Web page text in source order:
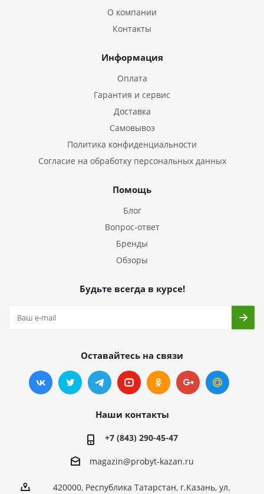
О компании
Контакты
Информация
Оплата
Гарантия и сервис
Доставка
Самовывоз
Политика конфиденциальности
Согласие на обработку персональных данных
Помощь
Блог
Вопрос-ответ
Бренды
Обзоры
Будьте всегда в курсе!
Оставайтесь на связи
Наши контакты
+7 (843) 290-45-47
magazin@probyt-kazan.ru
420000, Республика Татарстан, г.Казань, ул.